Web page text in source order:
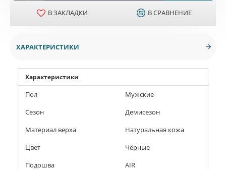
В ЗАКЛАДКИ В СРАВНЕНИЕ
ХАРАКТЕРИСТИКИ
Характеристики
Пол
Мужские
Сезон
Демисезон
Материал верха
Натуральная кожа
Цвет
Чёрные
Подошва
AIR